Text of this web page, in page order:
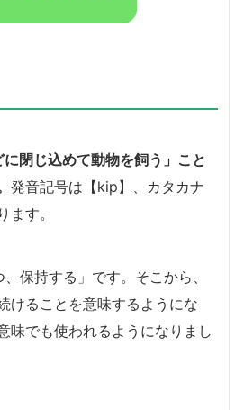
閉じ込めて動物を飼う」こと
発音記号は【kip】、カタカナ
ます。
保持する」です。そこから、
けることを意味するようにな
味でも使われるようになりまし